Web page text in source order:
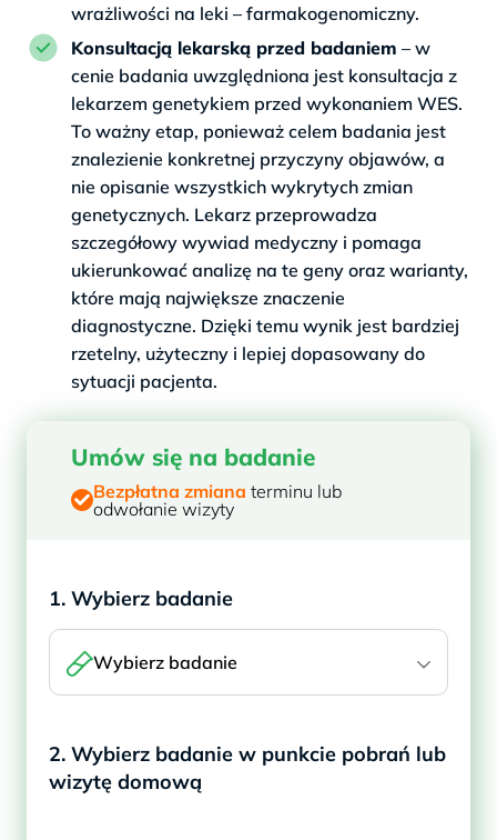
wrażliwości na leki – farmakogenomiczny.
Konsultacją lekarską przed badaniem – w
cenie badania uwzględniona jest konsultacja z
lekarzem genetykiem przed wykonaniem WES.
To ważny etap, ponieważ celem badania jest
znalezienie konkretnej przyczyny objawów, a
nie opisanie wszystkich wykrytych zmian
genetycznych. Lekarz przeprowadza
szczegółowy wywiad medyczny i pomaga
ukierunkować analizę na te geny oraz warianty,
które mają największe znaczenie
diagnostyczne. Dzięki temu wynik jest bardziej
rzetelny, użyteczny i lepiej dopasowany do
sytuacji pacjenta.
Umów się na badanie
Bezpłatna zmiana terminu lub
odwołanie wizyty
1. Wybierz badanie
Wybierz badanie
2. Wybierz badanie w punkcie pobrań lub
wizytę domową